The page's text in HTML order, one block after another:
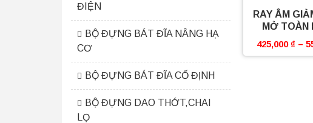
RAY ÂM
MỞ TOÀN
425,000 ₫ –
ĐIỆN
BỘ ĐỰNG BÁT ĐĨA NÂNG HẠ
CƠ
BỘ ĐỰNG BÁT ĐĨA CỐ ĐỊNH
BỘ ĐỰNG DAO THỚT,CHAI
LỌ